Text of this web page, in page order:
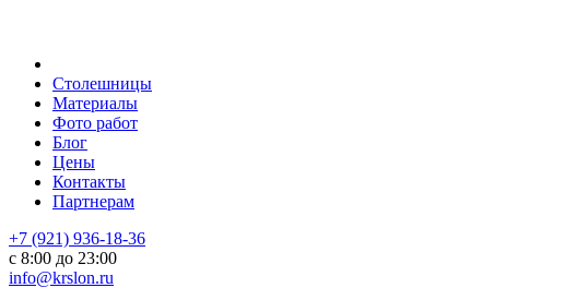
Столешницы
Материалы
Фото работ
Блог
Цены
Контакты
Партнерам
+7 (921) 936-18-36
с 8:00 до 23:00
info@krslon.ru